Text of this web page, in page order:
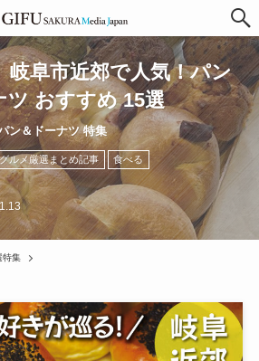
岐阜市近郊で人気！パン
ツ おすすめ 15選
ン＆ドーナツ 特集
グルメ厳選まとめ記事 食べる
特集